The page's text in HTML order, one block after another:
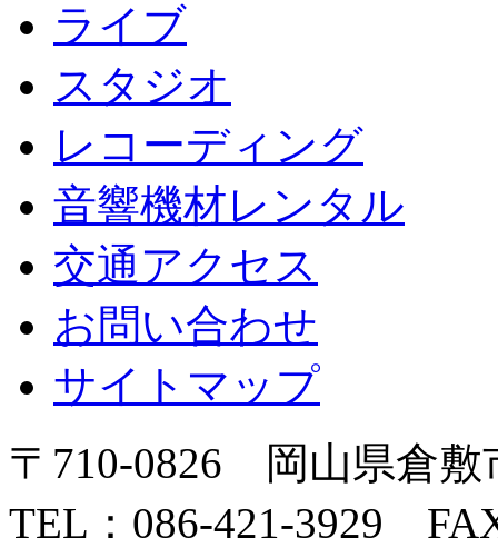
ライブ
スタジオ
レコーディング
音響機材レンタル
交通アクセス
お問い合わせ
サイトマップ
〒710-0826 岡山県倉敷
TEL：086-421-3929